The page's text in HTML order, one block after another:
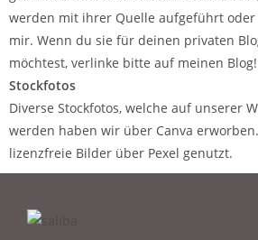
werden mit ihrer Quelle aufgeführt oder
mir. Wenn du sie für deinen privaten
möchtest, verlinke bitte auf meinen Blog!
Stockfotos
Diverse Stockfotos, welche auf unserer
werden haben wir über Canva
lizenzfreie Bilder über Pexel genutzt.